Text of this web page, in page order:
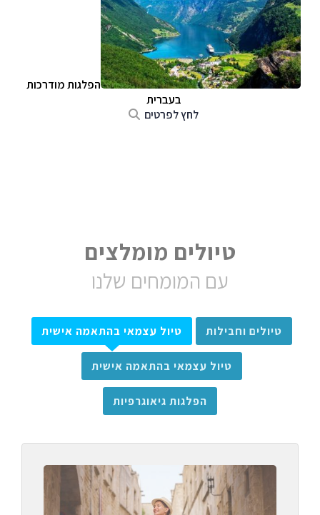
הפלגות מודרכות
בעברית
לחץ לפרטים
טיולים מומלצים
עם המומחים שלנו
טיולים וחבילות טיול עצמאי בהתאמה אישית
טיול עצמאי בהתאמה אישית
הפלגות גיאוגרפיות